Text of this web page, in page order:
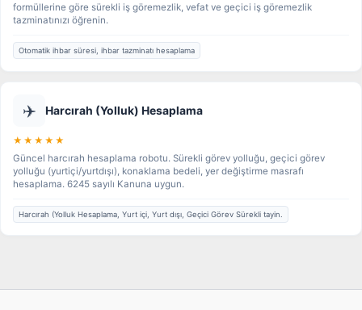
formüllerine göre sürekli iş göremezlik, vefat ve geçici iş göremezlik
tazminatınızı öğrenin.
Otomatik ihbar süresi, ihbar tazminatı hesaplama
✈️ Harcırah (Yolluk) Hesaplama
★★★★★
Güncel harcırah hesaplama robotu. Sürekli görev yolluğu, geçici görev
yolluğu (yurtiçi/yurtdışı), konaklama bedeli, yer değiştirme masrafı
hesaplama. 6245 sayılı Kanuna uygun.
Harcırah (Yolluk Hesaplama, Yurt içi, Yurt dışı, Geçici Görev Sürekli tayin.